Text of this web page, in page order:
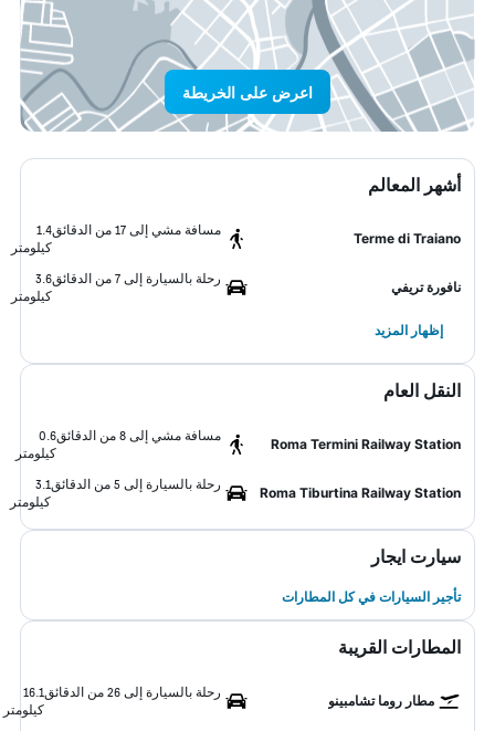
اعرض على الخريطة
أشهر المعالم
Terme di Traiano
مسافة مشي إلى 17 من الدقائق
1.4
كيلومتر
نافورة تريفي
رحلة بالسيارة إلى 7 من الدقائق
3.6
كيلومتر
إظهار المزيد
النقل العام
Roma Termini Railway Station
مسافة مشي إلى 8 من الدقائق
0.6
كيلومتر
Roma Tiburtina Railway Station
رحلة بالسيارة إلى 5 من الدقائق
3.1
كيلومتر
سيارت ايجار
تأجير السيارات في كل المطارات
المطارات القريبة
مطار روما تشامبينو
رحلة بالسيارة إلى 26 من الدقائق
16.1
كيلومتر